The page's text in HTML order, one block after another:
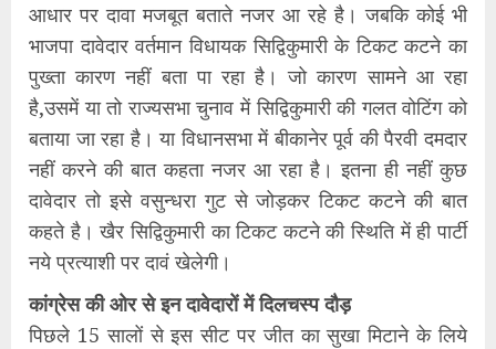
आधार पर दावा मजबूत बताते नजर आ रहे है। जबकि कोई भी
भाजपा दावेदार वर्तमान विधायक सिद्विकुमारी के टिकट कटने का
पुख्ता कारण नहीं बता पा रहा है। जो कारण सामने आ रहा
है,उसमें या तो राज्यसभा चुनाव में सिद्विकुमारी की गलत वोटिंग को
बताया जा रहा है। या विधानसभा में बीकानेर पूर्व की पैरवी दमदार
नहीं करने की बात कहता नजर आ रहा है। इतना ही नहीं कुछ
दावेदार तो इसे वसुन्धरा गुट से जोड़कर टिकट कटने की बात
कहते है। खैर सिद्विकुमारी का टिकट कटने की स्थिति में ही पार्टी
नये प्रत्याशी पर दावं खेलेगी।
कांग्रेस की ओर से इन दावेदारों में दिलचस्प दौड़
पिछले 15 सालों से इस सीट पर जीत का सुखा मिटाने के लिये